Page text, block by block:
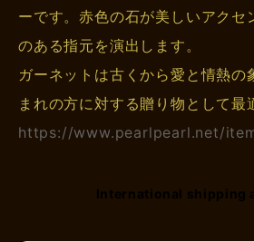
ーです。赤色の石が美しいアクセ
のある指元を演出します。
ガーネットは古くから愛と情熱の
まれの方に対する贈り物として最
https://www.pearlpearl.net/
International shipping